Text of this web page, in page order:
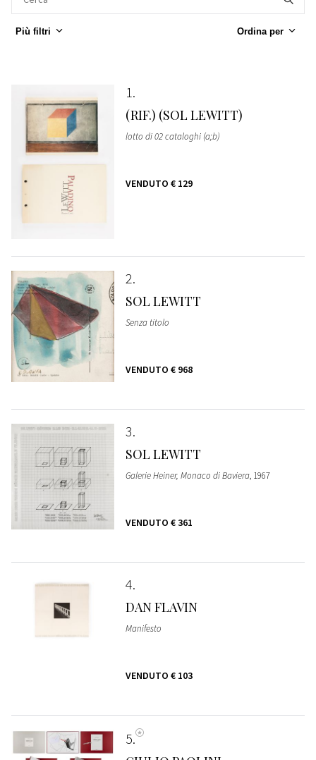
Più filtri Ordina per
1
(RIF.) (SOL LEWITT)
lotto di 02 cataloghi (a;b)
VENDUTO € 129
2
SOL LEWITT
Senza titolo
VENDUTO € 968
3
SOL LEWITT
Galerie Heiner, Monaco di Baviera, 1967
VENDUTO € 361
4
DAN FLAVIN
Manifesto
VENDUTO € 103
5